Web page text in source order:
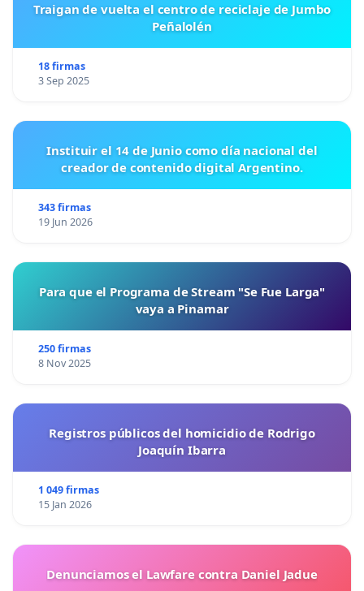
Traigan de vuelta el centro de reciclaje de Jumbo
Peñalolén
18 firmas
3 Sep 2025
Instituir el 14 de Junio como día nacional del
creador de contenido digital Argentino.
343 firmas
19 Jun 2026
Para que el Programa de Stream "Se Fue Larga"
vaya a Pinamar
250 firmas
8 Nov 2025
Registros públicos del homicidio de Rodrigo
Joaquín Ibarra
1 049 firmas
15 Jan 2026
Denunciamos el Lawfare contra Daniel Jadue